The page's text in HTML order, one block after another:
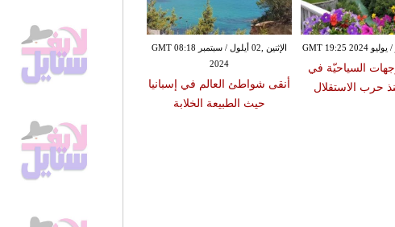
الإثنين ,02 أيلول / سبتمبر GMT 08:18
2024
أنقى شواطئ العالم في إسبانيا
حيث الطبيعة الخلابة
السياحيّة في
حرب الاستقلال